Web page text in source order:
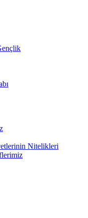
Nitelikleri